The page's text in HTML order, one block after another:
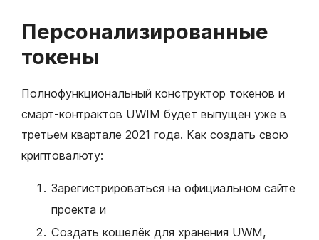
Персонализированные
токены
Полнофункциональный конструктор токенов и
смарт-контрактов UWIM будет выпущен уже в
третьем квартале 2021 года. Как создать свою
криптовалюту:
Зарегистрироваться на официальном сайте
проекта и
Создать кошелёк для хранения UWM,